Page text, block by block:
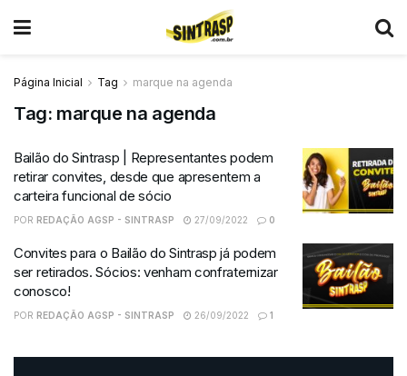
Página Inicial Tag marque na agenda
Tag: marque na agenda
Bailão do Sintrasp | Representantes podem
retirar convites, desde que apresentem a
carteira funcional de sócio
POR REDAÇÃO AGSP - SINTRASP 27/09/2022 0
Convites para o Bailão do Sintrasp já podem
ser retirados. Sócios: venham confraternizar
conosco!
POR REDAÇÃO AGSP - SINTRASP 26/09/2022 1